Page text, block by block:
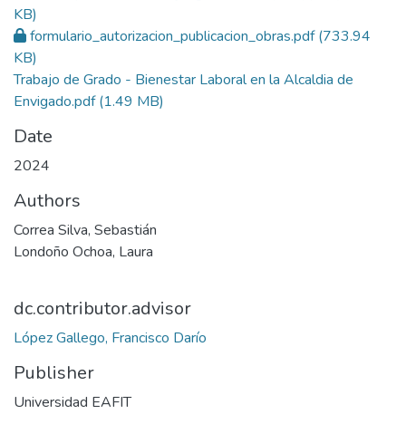
KB)
formulario_autorizacion_publicacion_obras.pdf(733.94
KB)
Trabajo de Grado - Bienestar Laboral en la Alcaldia de
Envigado.pdf(1.49 MB)
Date
2024
Authors
Correa Silva, Sebastián
Londoño Ochoa, Laura
dc.contributor.advisor
López Gallego, Francisco Darío
Publisher
Universidad EAFIT